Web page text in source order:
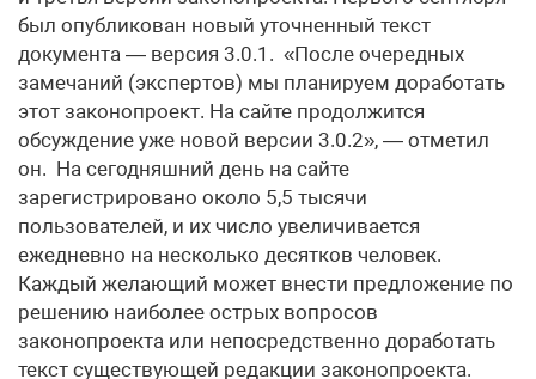
был опубликован новый уточненный текст
документа — версия 3.0.1. «После очередных
замечаний (экспертов) мы планируем доработать
этот законопроект. На сайте продолжится
обсуждение уже новой версии 3.0.2», — отметил
он. На сегодняшний день на сайте
зарегистрировано около 5,5 тысячи
пользователей, и их число увеличивается
ежедневно на несколько десятков человек.
Каждый желающий может внести предложение по
решению наиболее острых вопросов
законопроекта или непосредственно доработать
текст существующей редакции законопроекта.